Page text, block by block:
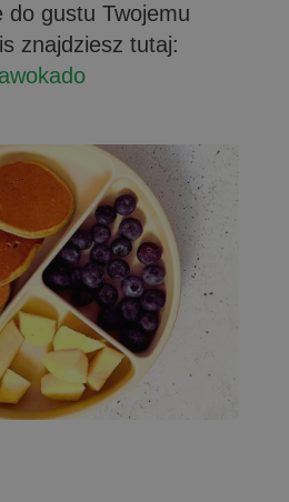
do gustu Twojemu
znajdziesz tutaj: